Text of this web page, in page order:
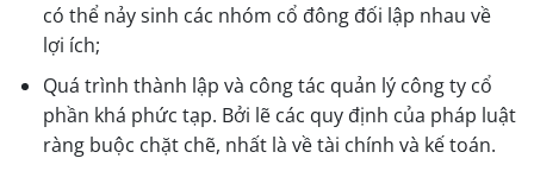
có thể nảy sinh các nhóm cổ đông đối lập nhau về
lợi ích;
Quá trình thành lập và công tác quản lý công ty cổ
phần khá phức tạp. Bởi lẽ các quy định của pháp luật
ràng buộc chặt chẽ, nhất là về tài chính và kế toán.